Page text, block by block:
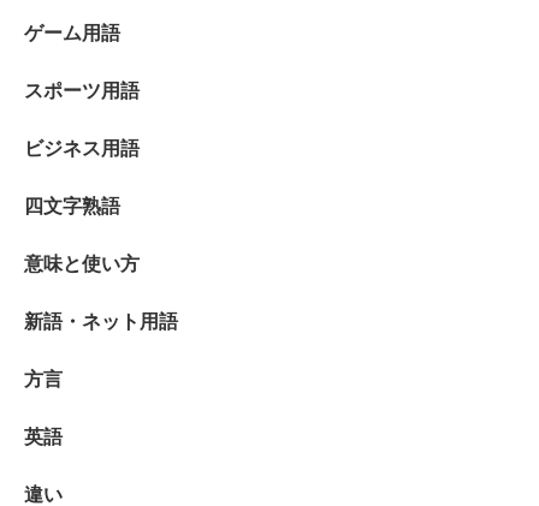
ゲーム用語
スポーツ用語
ビジネス用語
四文字熟語
意味と使い方
新語・ネット用語
方言
英語
違い